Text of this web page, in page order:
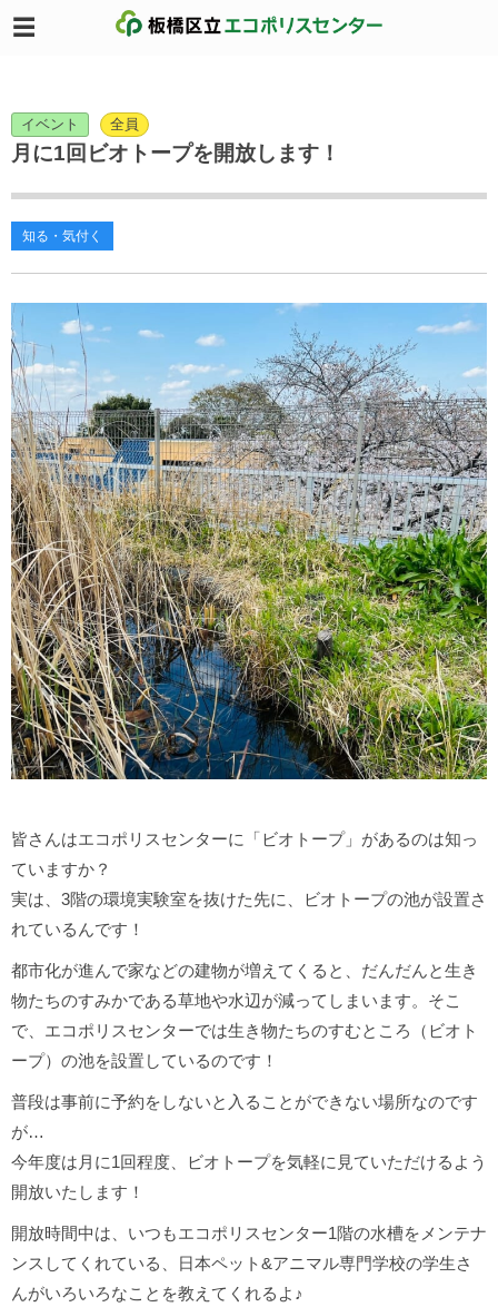
イベント 全員
月に1回ビオトープを開放します！
知る・気付く
皆さんはエコポリスセンターに「ビオトープ」があるのは知っ
ていますか？
実は、3階の環境実験室を抜けた先に、ビオトープの池が設置さ
れているんです！
都市化が進んで家などの建物が増えてくると、だんだんと生き
物たちのすみかである草地や水辺が減ってしまいます。そこ
で、エコポリスセンターでは生き物たちのすむところ（ビオト
ープ）の池を設置しているのです！
普段は事前に予約をしないと入ることができない場所なのです
が…
今年度は月に1回程度、ビオトープを気軽に見ていただけるよう
開放いたします！
開放時間中は、いつもエコポリスセンター1階の水槽をメンテナ
ンスしてくれている、日本ペット&アニマル専門学校の学生さ
んがいろいろなことを教えてくれるよ♪